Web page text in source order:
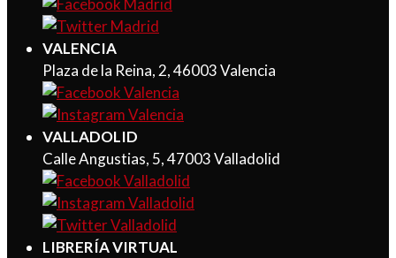
VALENCIA
Plaza de la Reina, 2, 46003 Valencia
VALLADOLID
Calle Angustias, 5, 47003 Valladolid
LIBRERÍA VIRTUAL